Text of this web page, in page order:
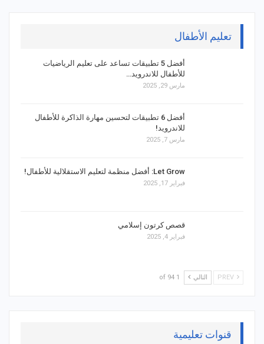
تعليم الأطفال
أفضل 5 تطبيقات تساعد على تعليم الرياضيات
للأطفال للاندرويد…
مارس 29, 2025
أفضل 6 تطبيقات لتحسين مهارة الذاكرة للأطفال
للاندرويد!
مارس 7, 2025
Let Grow: أفضل منظمة لتعليم الاستقلالية للأطفال!
فبراير 17, 2025
قصص كرتون إسلامي
فبراير 4, 2025
التالي 1 of 94
قنوات تعليمية